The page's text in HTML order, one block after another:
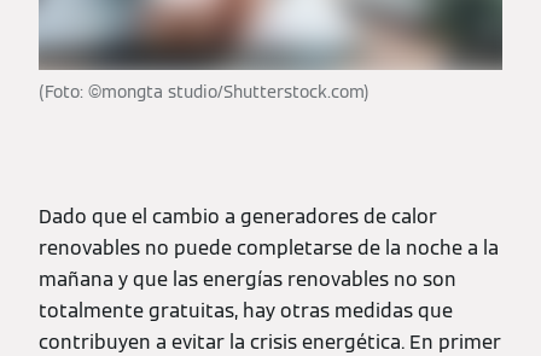
(Foto: ©mongta studio/Shutterstock.com)
Dado que el cambio a generadores de calor
renovables no puede completarse de la noche a la
mañana y que las energías renovables no son
totalmente gratuitas, hay otras medidas que
contribuyen a evitar la crisis energética. En primer